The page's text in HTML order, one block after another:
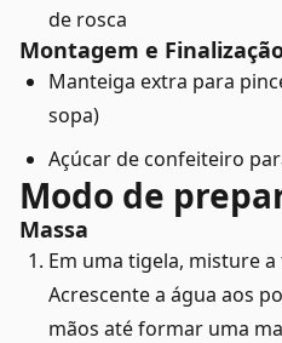
de rosca
Montagem e
Manteiga extra para
sopa)
Açúcar de confeiteiro
Modo de
Massa
Em uma tigela, misture
Acrescente a água aos
mãos até formar uma